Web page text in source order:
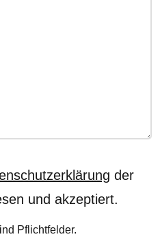
der
und akzeptiert.
Pflichtfelder.